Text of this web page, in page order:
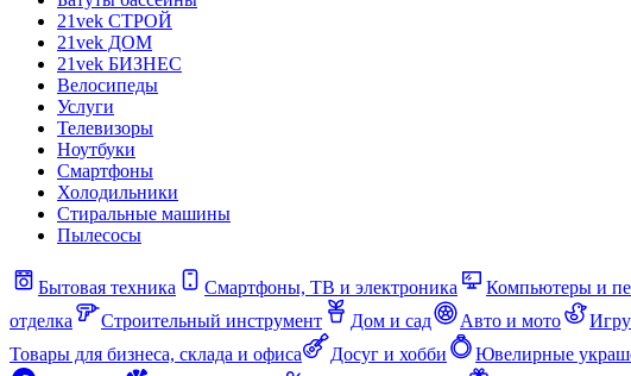
21vek СТРОЙ
21vek ДОМ
21vek БИЗНЕС
Велосипеды
Услуги
Телевизоры
Ноутбуки
Смартфоны
Холодильники
Стиральные машины
Пылесосы
Бытовая техника Смартфоны, ТВ и электроника Компьютеры и
отделка
Строительный инструмент Дом и сад Авто и мото
Товары для бизнеса, склада и офиса
Досуг и хобби Ювелирные